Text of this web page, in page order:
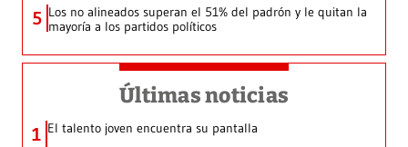
5 Los no alineados superan el 51% del padrón y le quitan la
mayoría a los partidos políticos
Últimas noticias
1 El talento joven encuentra su pantalla​